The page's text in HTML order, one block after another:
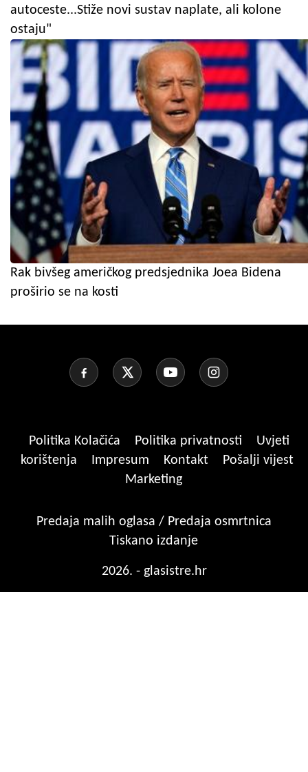
autoceste...Stiže novi sustav naplate, ali kolone
ostaju"
Rak bivšeg američkog predsjednika Joea Bidena
proširio se na kosti
Politika Kolačića Politika privatnosti
Uvjeti
korištenja
Impresum Kontakt
Pošalji vijest
Marketing
Predaja malih oglasa / Predaja osmrtnica
Tiskano izdanje
2026. - glasistre.hr